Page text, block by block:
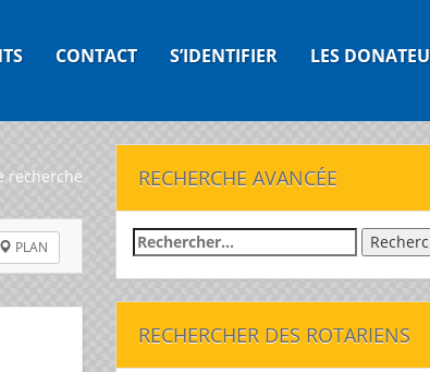
CONTACT S’IDENTIFIER LES
recherche
PLAN
RECHERCHE AVANCÉE
Rechercher :
RECHERCHER DES ROTARIENS